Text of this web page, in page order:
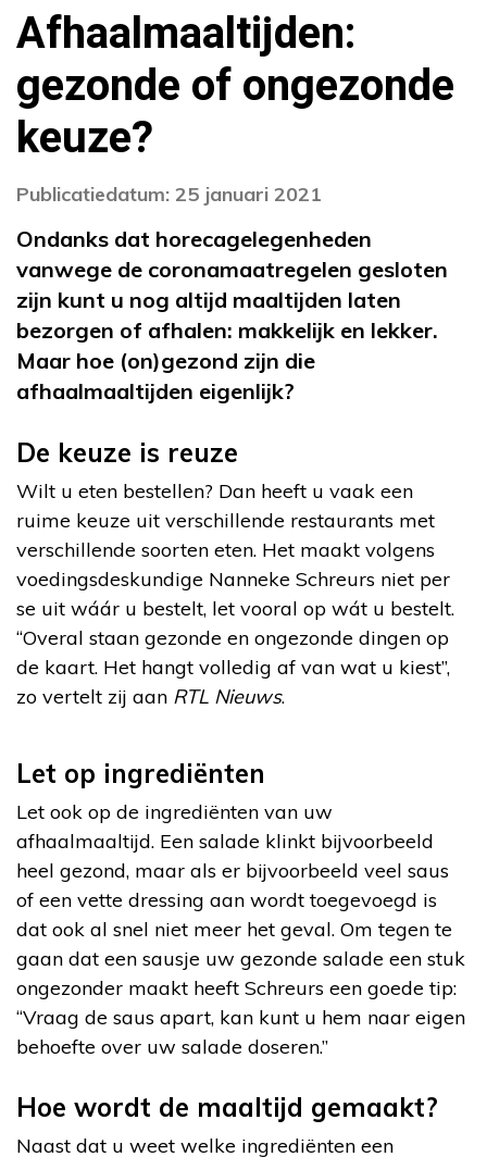
Afhaalmaaltijden:
gezonde of ongezonde
keuze?
Publicatiedatum: 25 januari 2021
Ondanks dat horecagelegenheden
vanwege de coronamaatregelen gesloten
zijn kunt u nog altijd maaltijden laten
bezorgen of afhalen: makkelijk en lekker.
Maar hoe (on)gezond zijn die
afhaalmaaltijden eigenlijk?
De keuze is reuze
Wilt u eten bestellen? Dan heeft u vaak een
ruime keuze uit verschillende restaurants met
verschillende soorten eten. Het maakt volgens
voedingsdeskundige Nanneke Schreurs niet per
se uit wáár u bestelt, let vooral op wát u bestelt.
“Overal staan gezonde en ongezonde dingen op
de kaart. Het hangt volledig af van wat u kiest”,
zo vertelt zij aan RTL Nieuws.
Let op ingrediënten
Let ook op de ingrediënten van uw
afhaalmaaltijd. Een salade klinkt bijvoorbeeld
heel gezond, maar als er bijvoorbeeld veel saus
of een vette dressing aan wordt toegevoegd is
dat ook al snel niet meer het geval. Om tegen te
gaan dat een sausje uw gezonde salade een stuk
ongezonder maakt heeft Schreurs een goede tip:
“Vraag de saus apart, kan kunt u hem naar eigen
behoefte over uw salade doseren.”
Hoe wordt de maaltijd gemaakt?
Naast dat u weet welke ingrediënten een